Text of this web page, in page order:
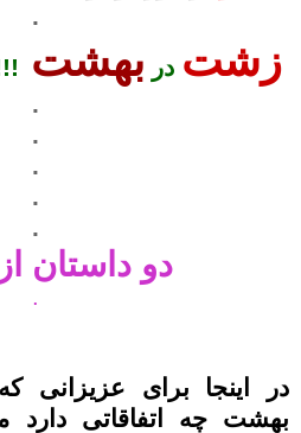
.
زشت در بهشت
.
.
.
.
.
دو داستان
.
در اینجا برای عزیزانی که
بهشت چه اتفاقاتی دارد